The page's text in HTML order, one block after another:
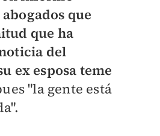
que
que ha
del
ex esposa teme
"la gente está